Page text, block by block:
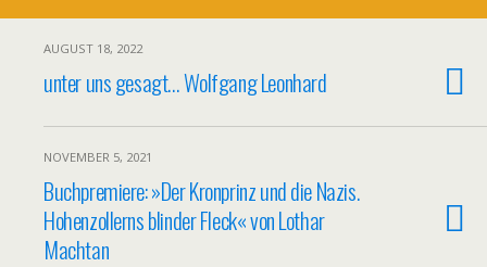
AUGUST 18, 2022
unter uns gesagt… Wolfgang Leonhard
NOVEMBER 5, 2021
Buchpremiere: »Der Kronprinz und die Nazis.
Hohenzollerns blinder Fleck« von Lothar
Machtan